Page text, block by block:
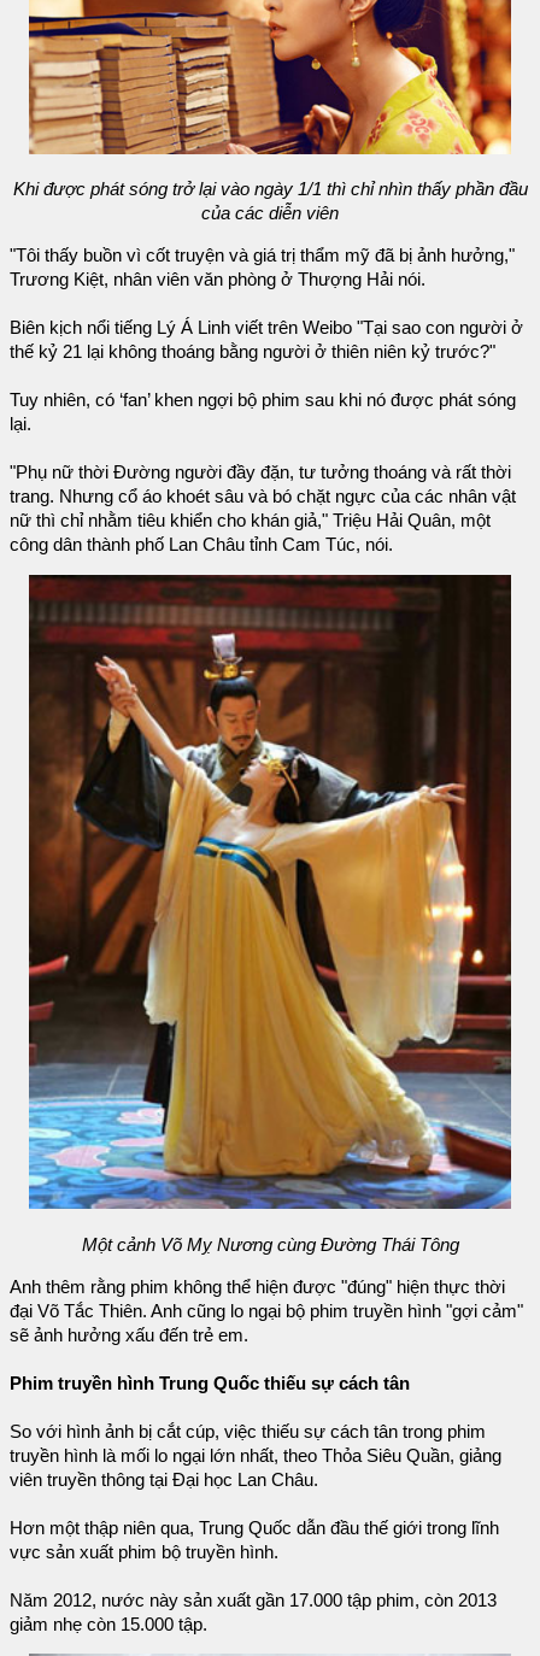
Khi được phát sóng trở lại vào ngày 1/1 thì chỉ nhìn thấy phần đầu
của các diễn viên
"Tôi thấy buồn vì cốt truyện và giá trị thẩm mỹ đã bị ảnh hưởng,"
Trương Kiệt, nhân viên văn phòng ở Thượng Hải nói.
Biên kịch nổi tiếng Lý Á Linh viết trên Weibo "Tại sao con người ở
thế kỷ 21 lại không thoáng bằng người ở thiên niên kỷ trước?"
Tuy nhiên, có ‘fan’ khen ngợi bộ phim sau khi nó được phát sóng
lại.
"Phụ nữ thời Đường người đầy đặn, tư tưởng thoáng và rất thời
trang. Nhưng cổ áo khoét sâu và bó chặt ngực của các nhân vật
nữ thì chỉ nhằm tiêu khiển cho khán giả," Triệu Hải Quân, một
công dân thành phố Lan Châu tỉnh Cam Túc, nói.
Một cảnh Võ Mỵ Nương cùng Đường Thái Tông
Anh thêm rằng phim không thể hiện được "đúng" hiện thực thời
đại Võ Tắc Thiên. Anh cũng lo ngại bộ phim truyền hình "gợi cảm"
sẽ ảnh hưởng xấu đến trẻ em.
Phim truyền hình Trung Quốc thiếu sự cách tân
So với hình ảnh bị cắt cúp, việc thiếu sự cách tân trong phim
truyền hình là mối lo ngại lớn nhất, theo Thỏa Siêu Quần, giảng
viên truyền thông tại Đại học Lan Châu.
Hơn một thập niên qua, Trung Quốc dẫn đầu thế giới trong lĩnh
vực sản xuất phim bộ truyền hình.
Năm 2012, nước này sản xuất gần 17.000 tập phim, còn 2013
giảm nhẹ còn 15.000 tập.